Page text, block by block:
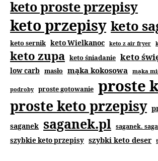
keto proste przepisy
keto przepisy keto
keto sernik keto Wielkanoc keto z air fryer
keto zupa keto śniadanie keto
low carb masło mąka kokosowa mąka
podroby proste gotowanie proste
proste keto przepisy
saganek saganek.pl saganek.
szybkie keto przepisy szybki keto deser